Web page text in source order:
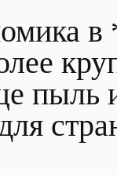
пыль